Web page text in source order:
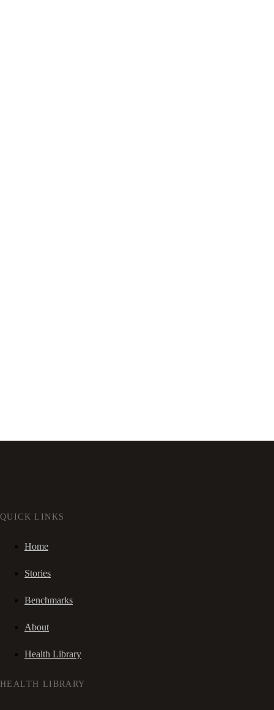
QUICK LINKS
Home
Stories
Benchmarks
About
Health Library
HEALTH LIBRARY